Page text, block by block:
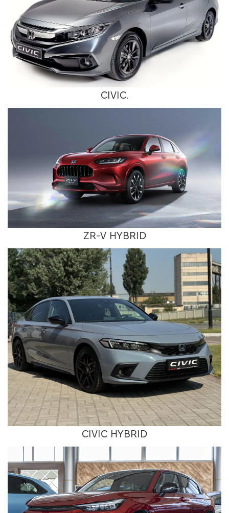
CIVIC.
ZR-V HYBRID
CIVIC HYBRID